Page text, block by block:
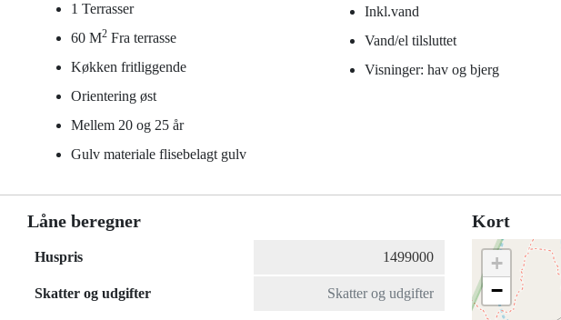
1 Terrasser
60 M2 Fra terrasse
Køkken fritliggende
Orientering øst
Mellem 20 og 25 år
Gulv materiale flisebelagt gulv
Inkl.vand
Vand/el tilsluttet
Visninger: hav og bjerg
Låne beregner
Huspris
Skatter og udgifter
Kort
+
−